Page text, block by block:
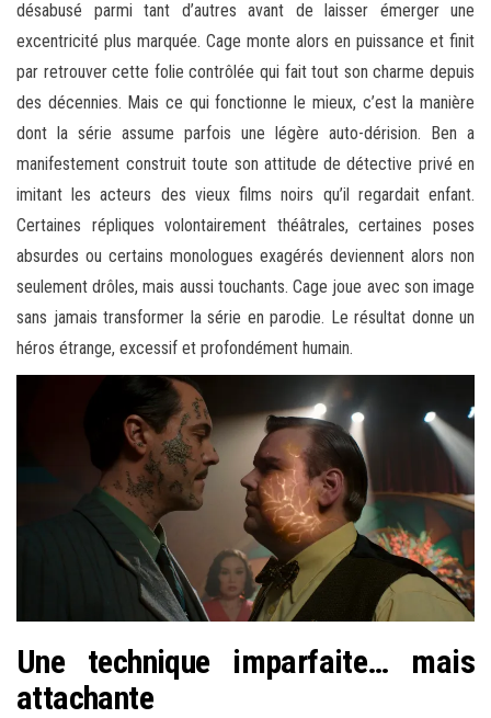
désabusé parmi tant d’autres avant de laisser émerger une
excentricité plus marquée. Cage monte alors en puissance et finit
par retrouver cette folie contrôlée qui fait tout son charme depuis
des décennies. Mais ce qui fonctionne le mieux, c’est la manière
dont la série assume parfois une légère auto-dérision. Ben a
manifestement construit toute son attitude de détective privé en
imitant les acteurs des vieux films noirs qu’il regardait enfant.
Certaines répliques volontairement théâtrales, certaines poses
absurdes ou certains monologues exagérés deviennent alors non
seulement drôles, mais aussi touchants. Cage joue avec son image
sans jamais transformer la série en parodie. Le résultat donne un
héros étrange, excessif et profondément humain.
Une technique imparfaite… mais
attachante